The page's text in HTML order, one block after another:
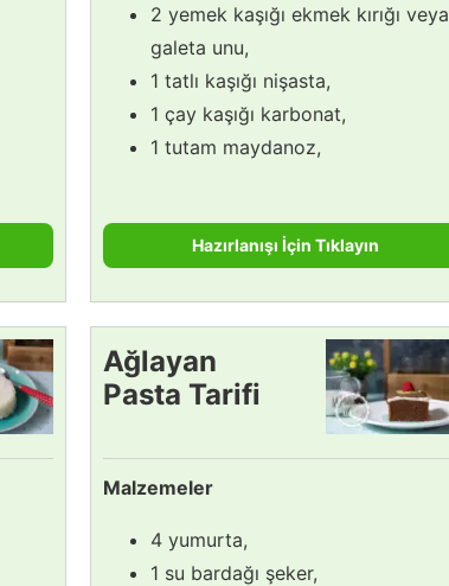
2 yemek kaşığı ekmek kırığı veya
galeta unu,
1 tatlı kaşığı nişasta,
1 çay kaşığı karbonat,
1 tutam maydanoz,
Hazırlanışı İçin Tıklayın
Ağlayan
Pasta Tarifi
Malzemeler
4 yumurta,
1 su bardağı şeker,